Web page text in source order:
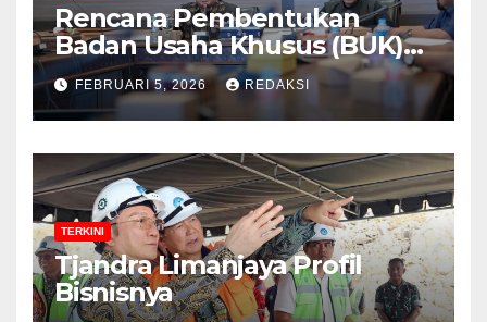
Rencana Pembentukan
Badan Usaha Khusus (BUK)
Menguat dalam Revisi RUU
Migas, Ini Alasannya!
FEBRUARI 5, 2026 REDAKSI
TERKINI
Tjandra Limanjaya Profil
Bisnisnya